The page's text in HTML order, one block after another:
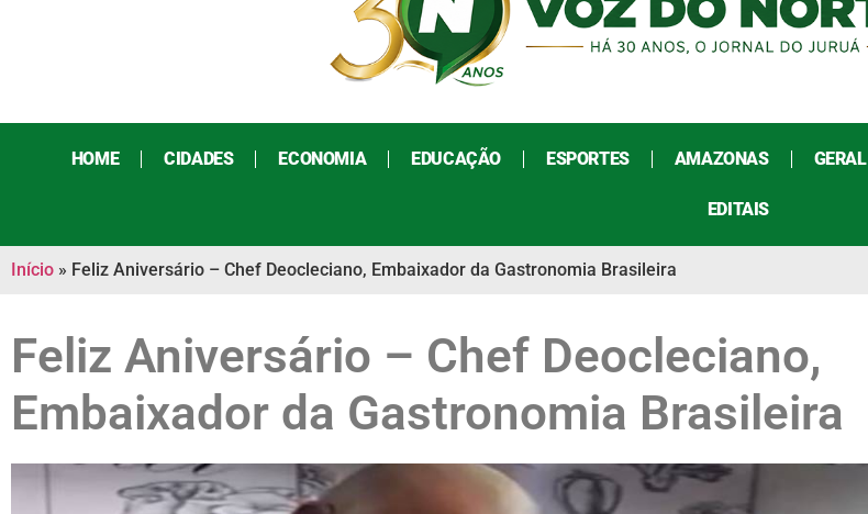
HOME CIDADES ECONOMIA EDUCAÇÃO ESPORTES AMAZONAS GERAL
EDITAIS
Início » Feliz Aniversário – Chef Deocleciano, Embaixador da Gastronomia Brasileira
Feliz Aniversário – Chef Deocleciano,
Embaixador da Gastronomia Brasileira